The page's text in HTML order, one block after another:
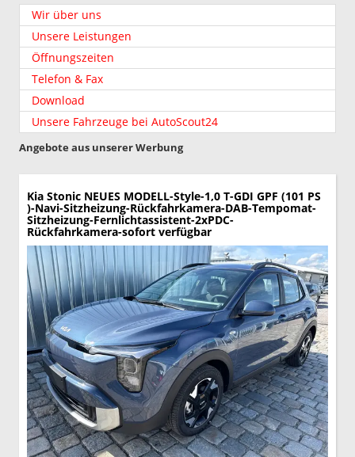
Wir über uns
Unsere Leistungen
Öffnungszeiten
Telefon & Fax
Download
Unsere Fahrzeuge bei AutoScout24
Angebote aus unserer Werbung
Kia Stonic NEUES MODELL-Style-1,0 T-GDI GPF (101 PS
)-Navi-Sitzheizung-Rückfahrkamera-DAB-Tempomat-
Sitzheizung-Fernlichtassistent-2xPDC-
Rückfahrkamera-sofort verfügbar